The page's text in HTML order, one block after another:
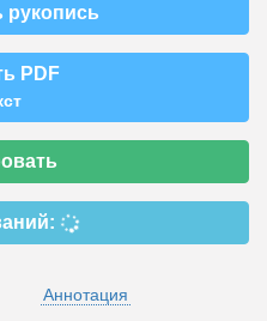
рукопись
PDF
Аннотация